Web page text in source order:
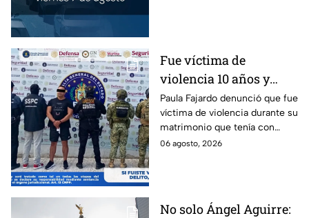
Fue víctima de
violencia 10 años y
hasta ahora detienen al
presunto agresor: el
caso de Paula Fajardo
Paula Fajardo denunció que fue
víctima de violencia durante su
matrimonio que tenía con
Jorge Francisco “N”, quien fue
06 agosto, 2026
No solo Ángel Aguirre: